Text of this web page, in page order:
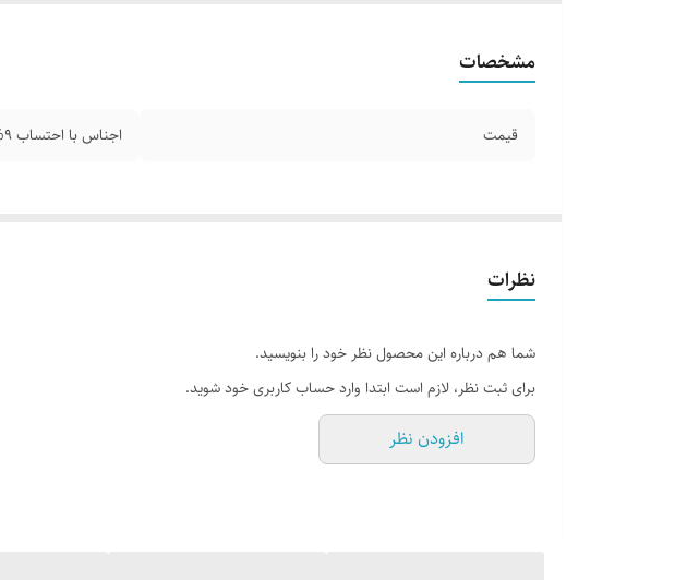
مشخصات
قیمت اجناس با احتساب 9%مالیات برارزش افزوده میباشد.
نظرات
شما هم درباره این محصول نظر خود را بنویسید.
برای ثبت نظر، لازم است ابتدا وارد حساب کاربری خود شوید.
افزودن نظر